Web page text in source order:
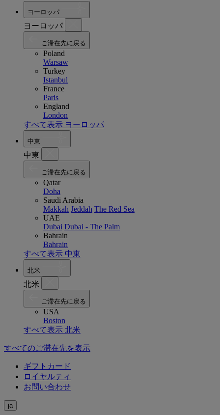
ヨーロッパ
ヨーロッパ
ご滞在先に戻る
Poland
Warsaw
Turkey
Istanbul
France
Paris
England
London
すべて表示 ヨーロッパ
中東
中東
ご滞在先に戻る
Qatar
Doha
Saudi Arabia
Makkah Jeddah The Red Sea
UAE
Dubai Dubai - The Palm
Bahrain
Bahrain
すべて表示 中東
北米
北米
ご滞在先に戻る
USA
Boston
すべて表示 北米
すべてのご滞在先を表示
ギフトカード
ロイヤルティ
お問い合わせ
ja